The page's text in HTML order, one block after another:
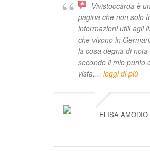
Vivistoccarda è
pagina che non solo
informazioni utili agli
che vivono in
la cosa degna di nota
secondo il mio punto
vista,... leggi di più
ELISA AMODIO